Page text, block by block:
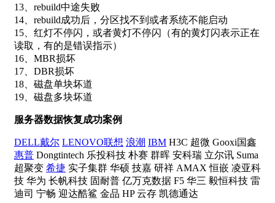
13、rebuild中途失败
14、rebuild成功后，分区找不到或者系统不能启动
15、红灯不停闪，或者黄灯不停闪（有的黄灯闪表示正在
读取，有的是错误指示）
16、MBR损坏
17、DBR损坏
18、磁盘单块坏道
19、磁盘多块坏道
服务器数据恢复成功案例
DELL戴尔 LENOVO联想 浪潮 IBM H3C 超微 Gooxi国鑫
惠普 Dongtintech 乐投科技 朴赛 群晖 安科瑞 立尔讯 Suma
超聚变 希捷 实子集群 华硕 技嘉 研祥 AMAX 恒嵌 凌亚科
技 华为 长帆科技 固耐普 亿万克数据 F5 华三 毅恒科技 雷
迪司 宁畅 迎达酷鲨 金品 HP 云存 凯德通达